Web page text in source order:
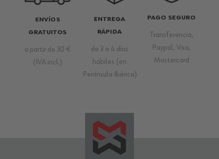
ENVÍOS
GRATUITOS
a partir de 30 €
(IVA incl.)
ENTREGA
RÁPIDA
de 3 a 4 días
hábiles (en
Península Ibérica)
PAGO SEGURO
Transferencia,
Paypal, Visa,
Mastercard